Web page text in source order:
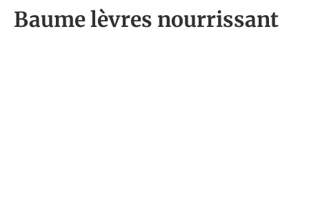
Baume lèvres nourrissant